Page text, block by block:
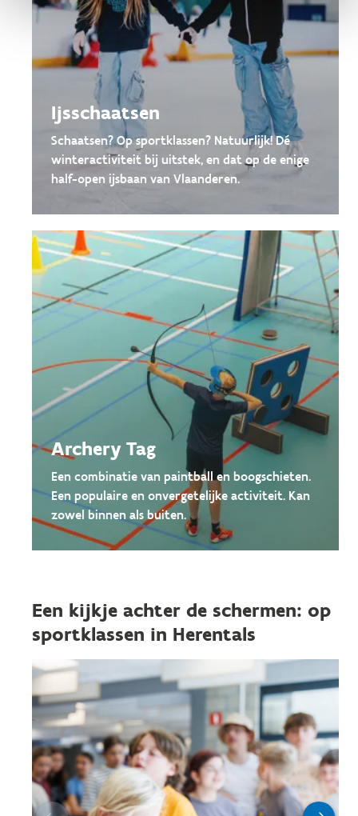
Ijsschaatsen
Schaatsen? Op sportklassen? Natuurlijk! Dé
winteractiviteit bij uitstek, en dat op de enige
half-open ijsbaan van Vlaanderen.
Archery Tag
Een combinatie van paintball en boogschieten.
Een populaire en onvergetelijke activiteit. Kan
zowel binnen als buiten.
Een kijkje achter de schermen: op
sportklassen in Herentals